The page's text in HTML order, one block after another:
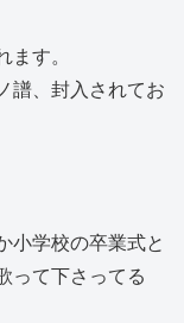
ます。
譜、封入されてお
小学校の卒業式と
って下さってる